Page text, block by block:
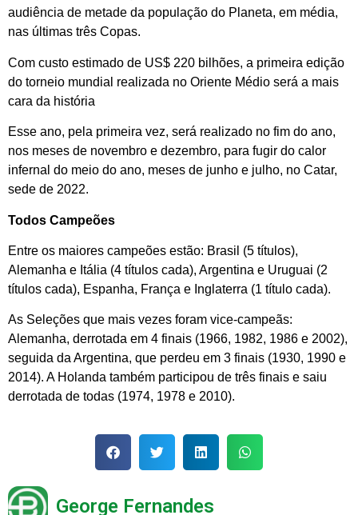
audiência de metade da população do Planeta, em média,
nas últimas três Copas.
Com custo estimado de US$ 220 bilhões, a primeira edição
do torneio mundial realizada no Oriente Médio será a mais
cara da história
Esse ano, pela primeira vez, será realizado no fim do ano,
nos meses de novembro e dezembro, para fugir do calor
infernal do meio do ano, meses de junho e julho, no Catar,
sede de 2022.
Todos Campeões
Entre os maiores campeões estão: Brasil (5 títulos),
Alemanha e Itália (4 títulos cada), Argentina e Uruguai (2
títulos cada), Espanha, França e Inglaterra (1 título cada).
As Seleções que mais vezes foram vice-campeãs:
Alemanha, derrotada em 4 finais (1966, 1982, 1986 e 2002),
seguida da Argentina, que perdeu em 3 finais (1930, 1990 e
2014). A Holanda também participou de três finais e saiu
derrotada de todas (1974, 1978 e 2010).
George Fernandes